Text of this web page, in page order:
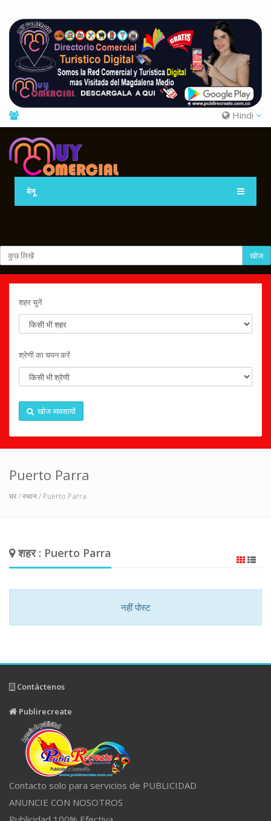
Hindi
मेनू
खोज
शहर चुनें
श्रेणी का चयन करें
खोज व्यवसायों
Puerto Parra
घर/स्थान/ Puerto Parra
शहर : Puerto Parra
नहीं पोस्ट
Contáctenos
Publirecreate
Contacto solo para servicios de PUBLICIDAD
ANUNCIE CON NOSOTROS